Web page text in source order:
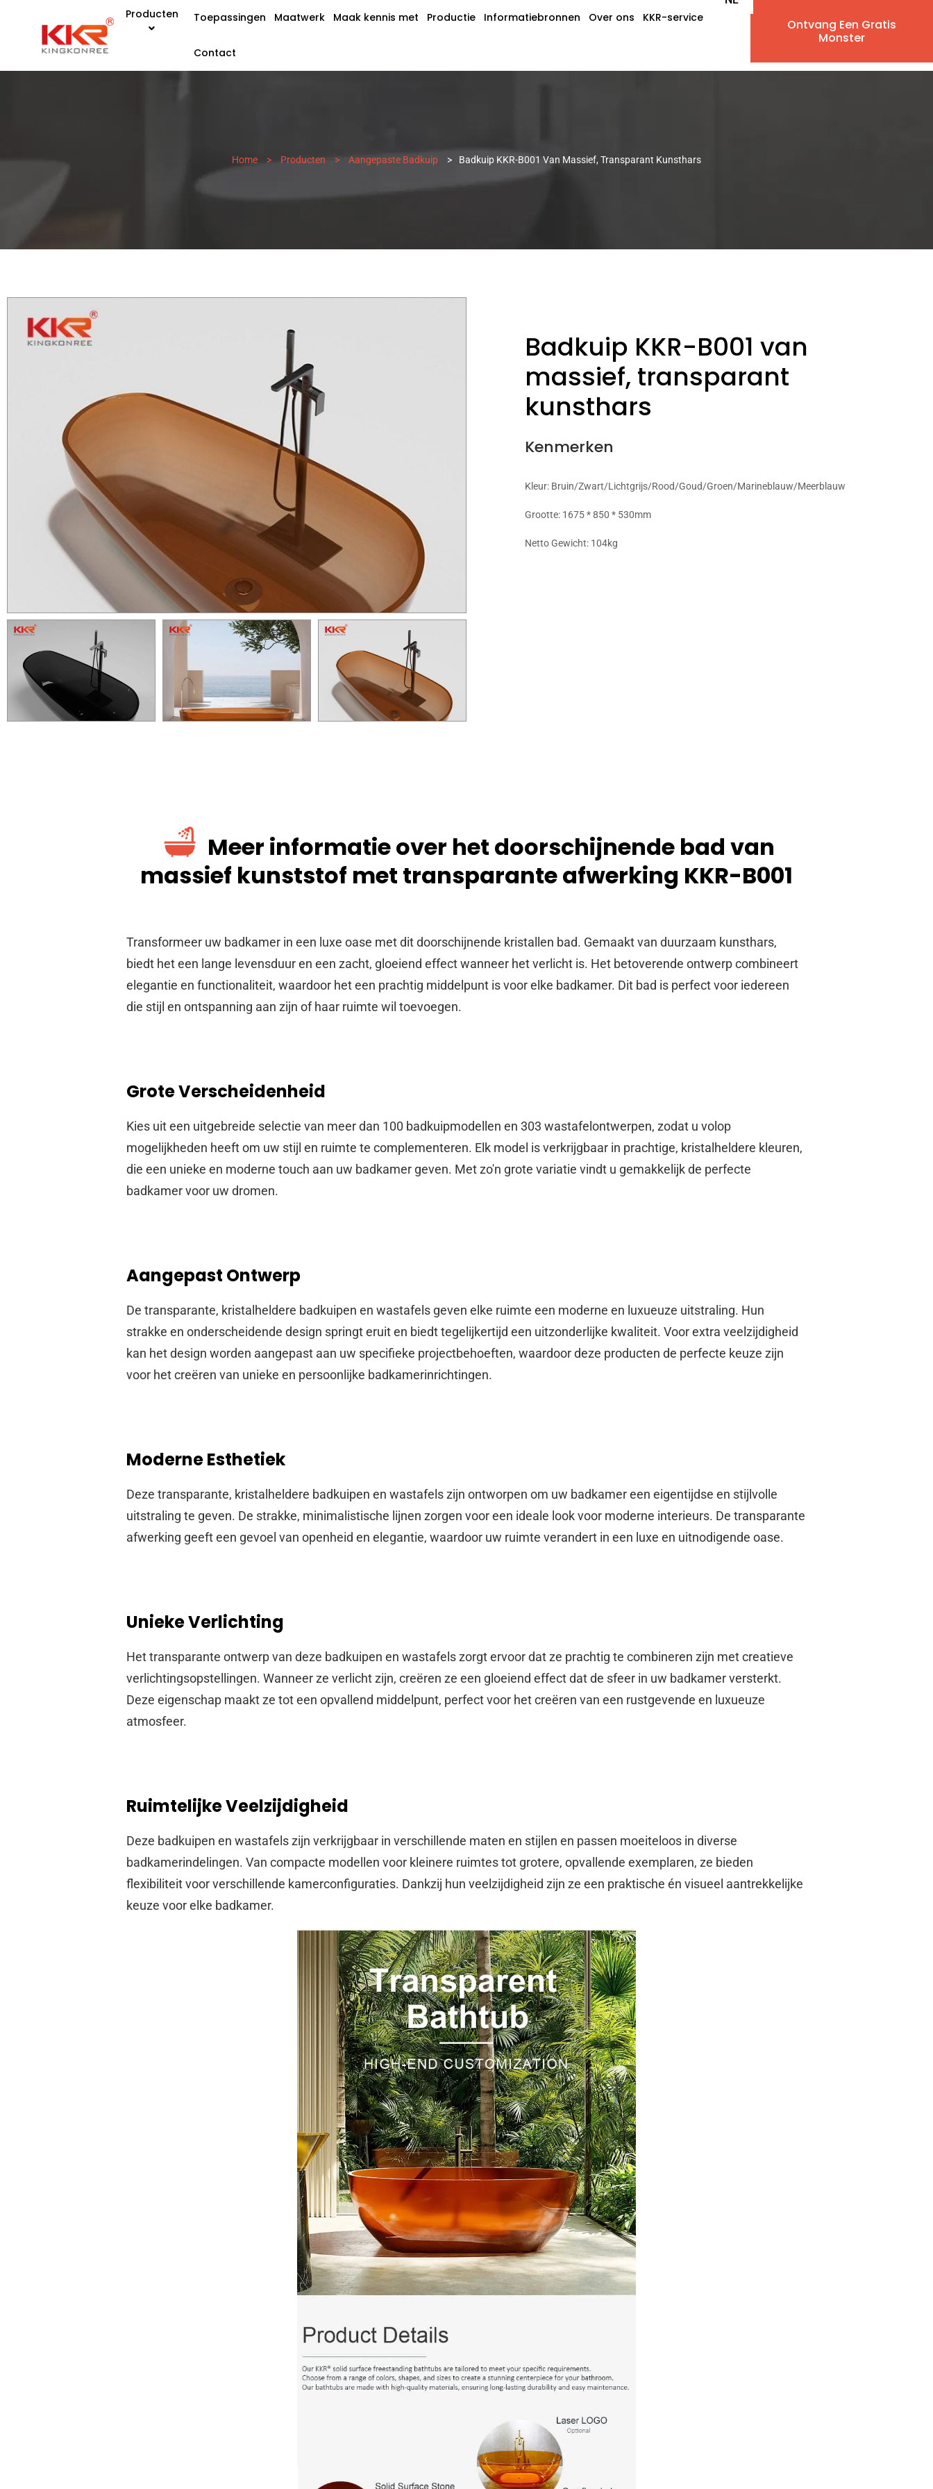
Producten Toepassingen Maatwerk Maak kennis met Productie Informatiebronnen Over ons KKR-service
Contact
AR
Ontvang Een Gratis
Monster
Home > Producten > Aangepaste Badkuip > Badkuip KKR-B001 Van Massief, Transparant Kunsthars
Badkuip KKR-B001 van
massief, transparant
kunsthars
Kenmerken
Kleur: Bruin/Zwart/Lichtgrijs/Rood/Goud/Groen/Marineblauw/Meerblauw
Grootte: 1675 * 850 * 530mm
Netto Gewicht: 104kg
Meer informatie over het doorschijnende bad van
massief kunststof met transparante afwerking KKR-B001
Transformeer uw badkamer in een luxe oase met dit doorschijnende kristallen bad. Gemaakt van duurzaam kunsthars,
biedt het een lange levensduur en een zacht, gloeiend effect wanneer het verlicht is. Het betoverende ontwerp combineert
elegantie en functionaliteit, waardoor het een prachtig middelpunt is voor elke badkamer. Dit bad is perfect voor iedereen
die stijl en ontspanning aan zijn of haar ruimte wil toevoegen.
Grote Verscheidenheid
Kies uit een uitgebreide selectie van meer dan 100 badkuipmodellen en 303 wastafelontwerpen, zodat u volop
mogelijkheden heeft om uw stijl en ruimte te complementeren. Elk model is verkrijgbaar in prachtige, kristalheldere kleuren,
die een unieke en moderne touch aan uw badkamer geven. Met zo'n grote variatie vindt u gemakkelijk de perfecte
badkamer voor uw dromen.
Aangepast Ontwerp
De transparante, kristalheldere badkuipen en wastafels geven elke ruimte een moderne en luxueuze uitstraling. Hun
strakke en onderscheidende design springt eruit en biedt tegelijkertijd een uitzonderlijke kwaliteit. Voor extra veelzijdigheid
kan het design worden aangepast aan uw specifieke projectbehoeften, waardoor deze producten de perfecte keuze zijn
voor het creëren van unieke en persoonlijke badkamerinrichtingen.
Moderne Esthetiek
Deze transparante, kristalheldere badkuipen en wastafels zijn ontworpen om uw badkamer een eigentijdse en stijlvolle
uitstraling te geven. De strakke, minimalistische lijnen zorgen voor een ideale look voor moderne interieurs. De transparante
afwerking geeft een gevoel van openheid en elegantie, waardoor uw ruimte verandert in een luxe en uitnodigende oase.
Unieke Verlichting
Het transparante ontwerp van deze badkuipen en wastafels zorgt ervoor dat ze prachtig te combineren zijn met creatieve
verlichtingsopstellingen. Wanneer ze verlicht zijn, creëren ze een gloeiend effect dat de sfeer in uw badkamer versterkt.
Deze eigenschap maakt ze tot een opvallend middelpunt, perfect voor het creëren van een rustgevende en luxueuze
atmosfeer.
Ruimtelijke Veelzijdigheid
Deze badkuipen en wastafels zijn verkrijgbaar in verschillende maten en stijlen en passen moeiteloos in diverse
badkamerindelingen. Van compacte modellen voor kleinere ruimtes tot grotere, opvallende exemplaren, ze bieden
flexibiliteit voor verschillende kamerconfiguraties. Dankzij hun veelzijdigheid zijn ze een praktische én visueel aantrekkelijke
keuze voor elke badkamer.